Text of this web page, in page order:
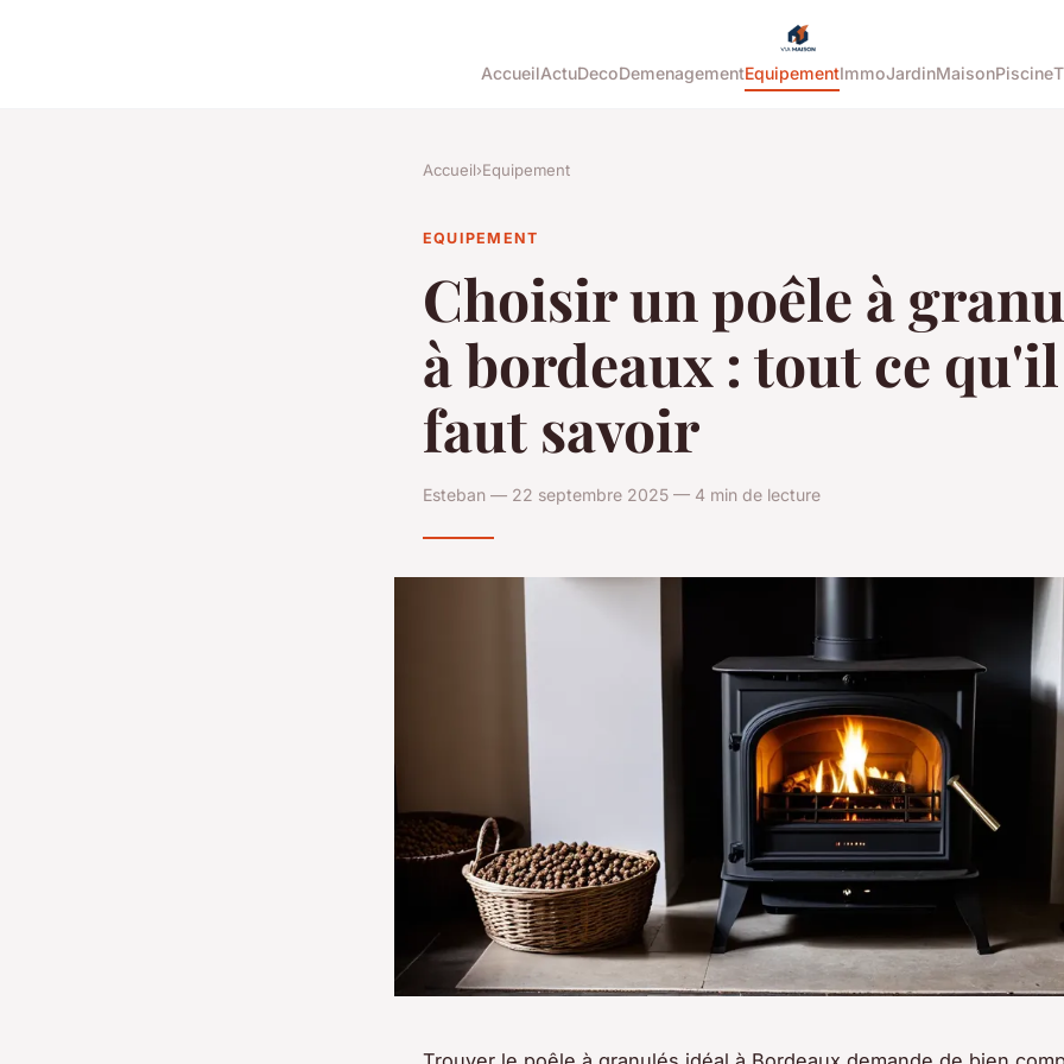
AccueilActuDecoDemenagementEquipementImmoJardinMaisonPiscine
Accueil›Equipement
EQUIPEMENT
Choisir un poêle à
à bordeaux : tout ce qu'il
faut savoir
Esteban — 22 septembre 2025 — 4 min de lecture